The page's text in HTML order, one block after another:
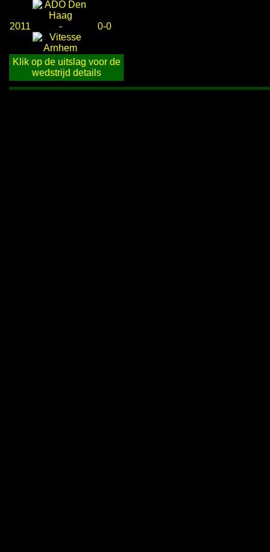
2011 - 0-0
Klik op de uitslag voor de
wedstrijd details